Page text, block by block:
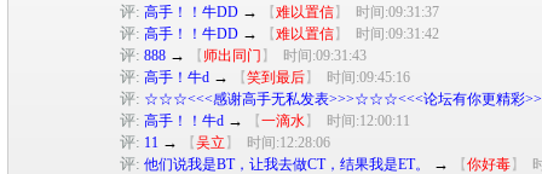
评: 高手！！牛DD → 【难以置信】 时间:09:31:37
评: 高手！！牛DD → 【难以置信】 时间:09:31:42
评: 888 → 【 师出同门 】 时间:09:31:43
评: 高手！牛d → 【笑到最后】 时间:09:45:16
评: ☆☆☆<<<感谢高手无私发表>>>☆☆☆<<<论坛有你更精彩
评: 高手！！牛d → 【一滴水 】 时间:12:00:11
评: 11 → 【吴立 】 时间:12:28:06
评: 他们说我是BT，让我去做CT，结果我是ET。 → 【你好毒】